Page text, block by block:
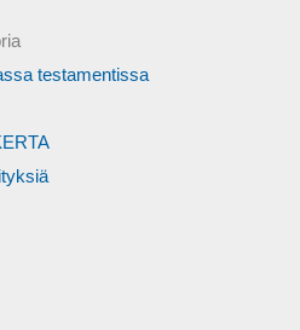
testamentissa